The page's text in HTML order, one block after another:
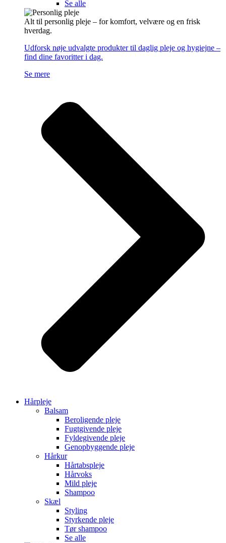
Se alle
Alt til personlig pleje – for komfort, velvære og en frisk
hverdag.
Udforsk nøje udvalgte produkter til daglig pleje og hygiejne –
find dine favoritter i dag.
Se mere
Hårpleje
Balsam
Beroligende pleje
Fugtgivende pleje
Fyldegivende pleje
Genopbyggende pleje
Hårkur
Hårtabspleje
Hårvoks
Mild pleje
Shampoo
Skæl
Styling
Styrkende pleje
Tør shampoo
Se alle